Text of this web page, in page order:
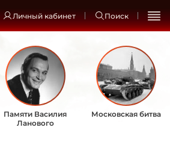
Личный кабинет Поиск
Памяти Василия
Ланового
Московская битва